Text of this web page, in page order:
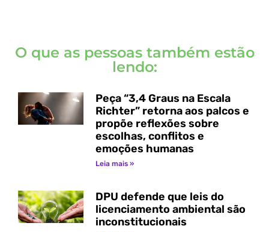
O que as pessoas também estão
lendo:
Peça “3,4 Graus na Escala
Richter” retorna aos palcos e
propõe reflexões sobre
escolhas, conflitos e
emoções humanas
Leia mais »
DPU defende que leis do
licenciamento ambiental são
inconstitucionais